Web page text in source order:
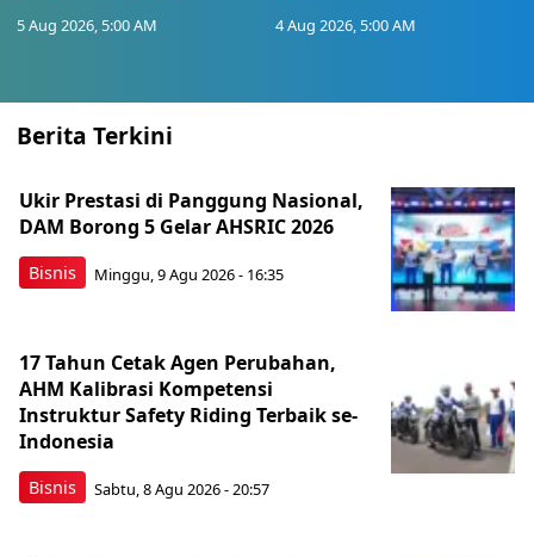
5 Aug 2026, 5:00 AM 4 Aug 2026, 5:00 AM
Berita Terkini
Bisnis
Ukir Prestasi di Panggung Nasional,
DAM Borong 5 Gelar AHSRIC 2026
Minggu, 9 Agu 2026 - 16:35
Bisnis
17 Tahun Cetak Agen Perubahan,
AHM Kalibrasi Kompetensi
Instruktur Safety Riding Terbaik se-
Indonesia
Sabtu, 8 Agu 2026 - 20:57